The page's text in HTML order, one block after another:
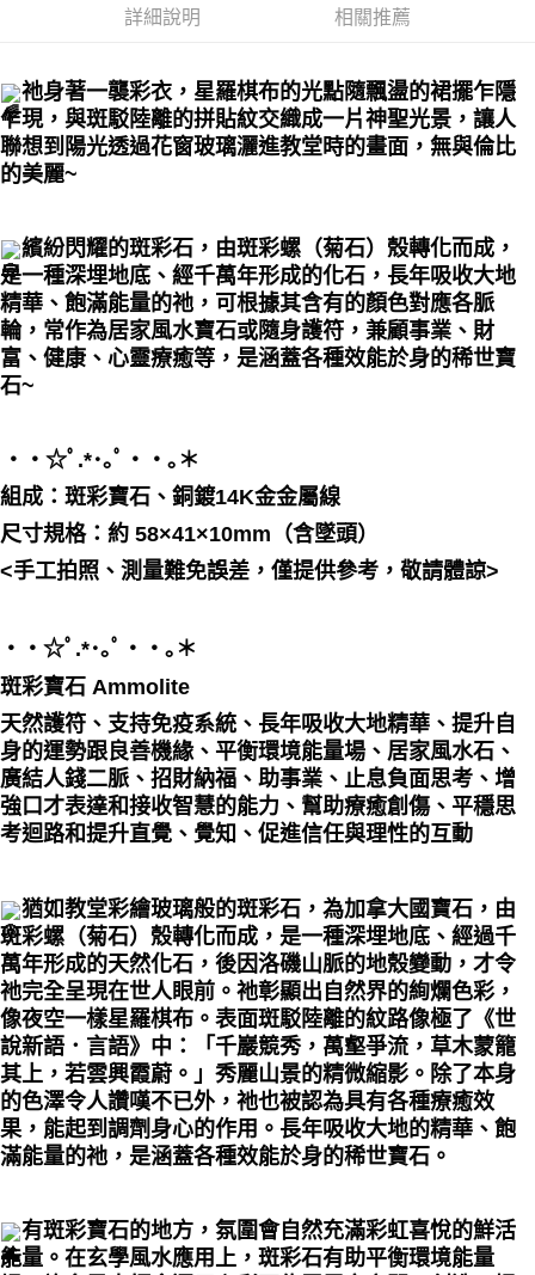
每筆NT$80，滿NT$3,000(含以上)免運費
賣家宅配幫您送（台灣）
每筆NT$80，滿NT$3,000(含以上)免運費
付款後門市自取
免運費
詳細說明 相關推薦
祂身著一襲彩衣，星羅棋布的光點隨飄盪的裙擺乍隱
乍現，與斑駁陸離的拼貼紋交織成一片神聖光景，讓人
聯想到陽光透過花窗玻璃灑進教堂時的畫面，無與倫比
的美麗~
繽紛閃耀的斑彩石，由斑彩螺（菊石）殼轉化而成，
是一種深埋地底、經千萬年形成的化石，長年吸收大地
精華、飽滿能量的祂，可根據其含有的顏色對應各脈
輪，常作為居家風水寶石或隨身護符，兼顧事業、財
富、健康、心靈療癒等，是涵蓋各種效能於身的稀世寶
石~
・・☆ﾟ⁠.⁠*⁠･⁠｡ﾟ・・｡＊
組成： 斑彩寶石、銅鍍14K金金屬線
尺寸規格： 約 58×41×10mm（含墜頭）
<手工拍照、測量難免誤差，僅提供參考，敬請體諒>
・・☆ﾟ⁠.⁠*⁠･⁠｡ﾟ・・｡＊
斑彩寶石 Ammolite
天然護符、支持免疫系統、長年吸收大地精華、提升自
身的運勢跟良善機緣、平衡環境能量場、居家風水石、
廣結人錢二脈、招財納福、助事業、止息負面思考、增
強口才表達和接收智慧的能力、幫助療癒創傷、平穩思
考迴路和提升直覺、覺知、促進信任與理性的互動
猶如教堂彩繪玻璃般的斑彩石，為加拿大國寶石，由
斑彩螺（菊石）殼轉化而成，是一種深埋地底、經過千
萬年形成的天然化石，後因洛磯山脈的地殼變動，才令
祂完全呈現在世人眼前。祂彰顯出自然界的絢爛色彩，
像夜空一樣星羅棋布。表面斑駁陸離的紋路像極了《世
說新語．言語》中：「千巖競秀，萬壑爭流，草木蒙籠
其上，若雲興霞蔚。」秀麗山景的精微縮影。除了本身
的色澤令人讚嘆不已外，祂也被認為具有各種療癒效
果，能起到調劑身心的作用。長年吸收大地的精華、飽
滿能量的祂，是涵蓋各種效能於身的稀世寶石。
有斑彩寶石的地方，氛圍會自然充滿彩虹喜悅的鮮活
能量。在玄學風水應用上，斑彩石有助平衡環境能量